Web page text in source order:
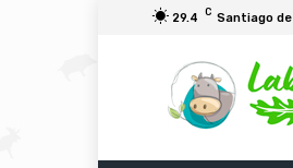
29.4 C Santiago